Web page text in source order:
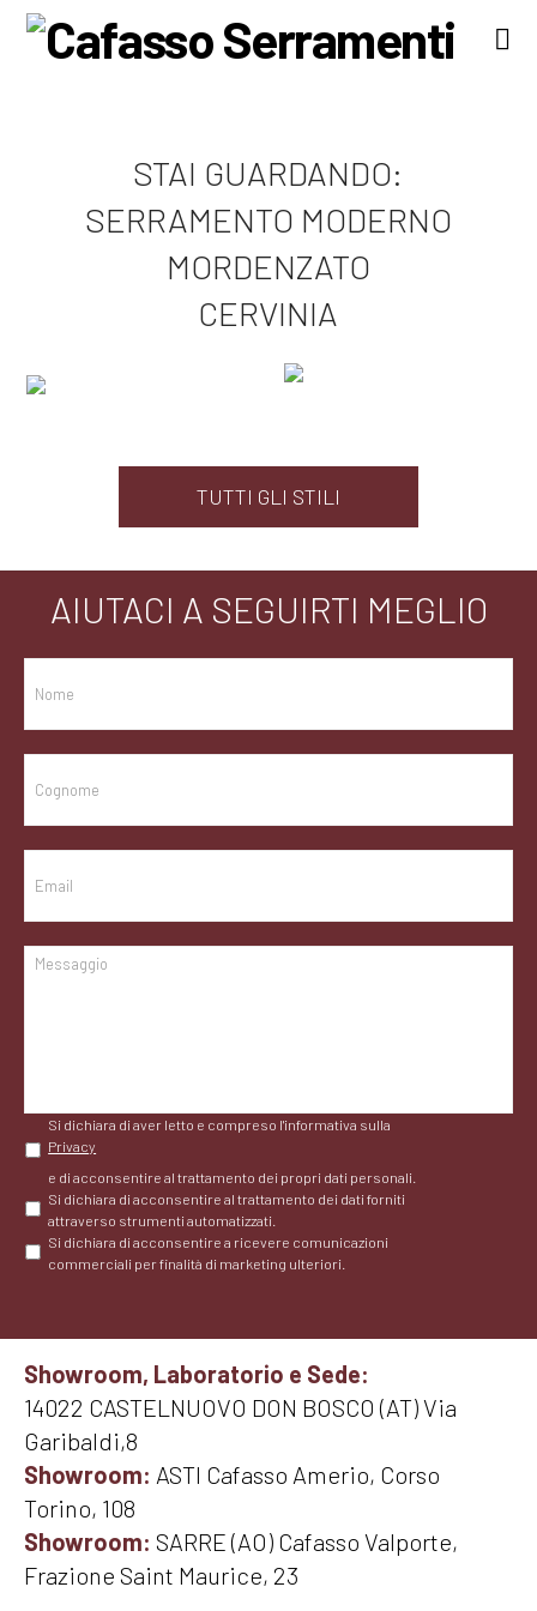
STAI GUARDANDO:
SERRAMENTO MODERNO
MORDENZATO
CERVINIA
TUTTI GLI STILI
AIUTACI A SEGUIRTI MEGLIO
Si dichiara di aver letto e compreso l'informativa sulla
Privacy
e di acconsentire al trattamento dei propri dati personali.
Si dichiara di acconsentire al trattamento dei dati forniti
attraverso strumenti automatizzati.
Si dichiara di acconsentire a ricevere comunicazioni
commerciali per finalità di marketing ulteriori.
Showroom, Laboratorio e Sede:
14022 CASTELNUOVO DON BOSCO (AT) Via
Garibaldi,8
Showroom: ASTI Cafasso Amerio, Corso
Torino, 108
Showroom: SARRE (AO) Cafasso Valporte,
Frazione Saint Maurice, 23